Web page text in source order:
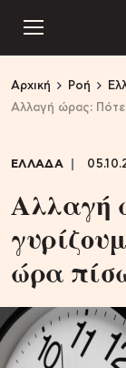
Αρχική Ροή
Αλλαγή ώρας: Πότε
ΕΛΛΑΔΑ
Αλλαγή
ώρα